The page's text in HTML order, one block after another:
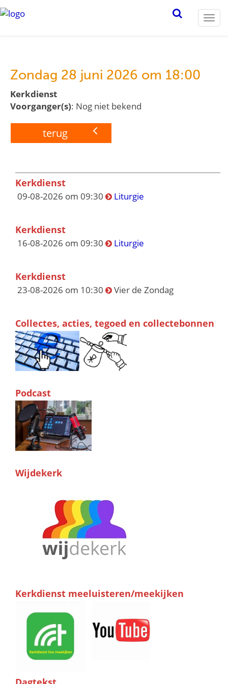
Zondag 28 juni 2026 om 18:00
Kerkdienst
Voorganger(s): Nog niet bekend
terug
Kerkdienst
09-08-2026 om 09:30 Liturgie
Kerkdienst
16-08-2026 om 09:30 Liturgie
Kerkdienst
23-08-2026 om 10:30 Vier de Zondag
Collectes, acties, tegoed en collectebonnen
Podcast
Wijdekerk
Kerkdienst meeluisteren/meekijken